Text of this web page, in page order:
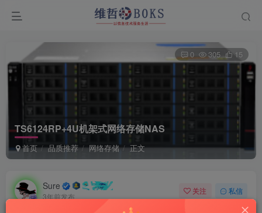
TS6124RP+4U机架式网络存储NAS
首页 品质推荐 网络存储 正文
0 305 15
Sure
3年前发布
关注 私信